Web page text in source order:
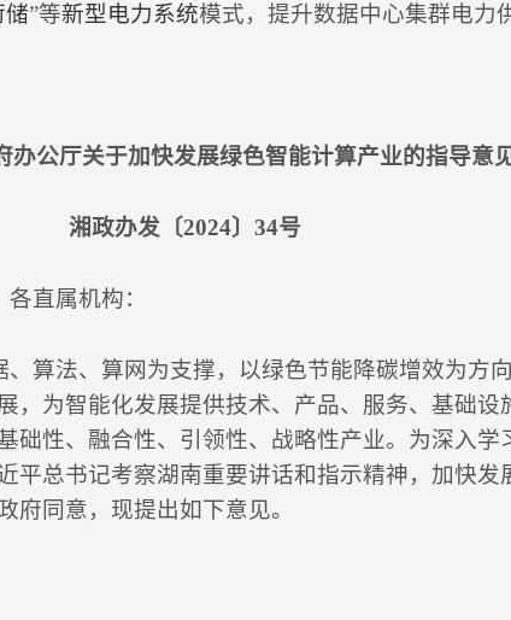
储”等新型电力系统模式，提升数据中心集群电力
办公厅关于加快发展绿色智能计算产业的指导意
湘政办发〔2024〕34号
直属机构：
算法、算网为支撑，以绿色节能降碳增效为方
，为智能化发展提供技术、产品、服务、基础设
础性、融合性、引领性、战略性产业。为深入学
平总书记考察湖南重要讲话和指示精神，加快发
府同意，现提出如下意见。